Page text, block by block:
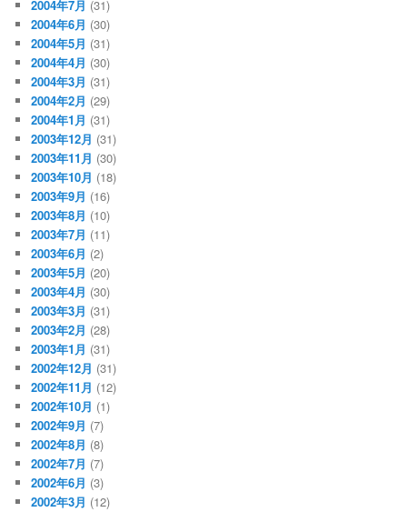
2004年7月 (31)
2004年6月 (30)
2004年5月 (31)
2004年4月 (30)
2004年3月 (31)
2004年2月 (29)
2004年1月 (31)
2003年12月 (31)
2003年11月 (30)
2003年10月 (18)
2003年9月 (16)
2003年8月 (10)
2003年7月 (11)
2003年6月 (2)
2003年5月 (20)
2003年4月 (30)
2003年3月 (31)
2003年2月 (28)
2003年1月 (31)
2002年12月 (31)
2002年11月 (12)
2002年10月 (1)
2002年9月 (7)
2002年8月 (8)
2002年7月 (7)
2002年6月 (3)
2002年3月 (12)